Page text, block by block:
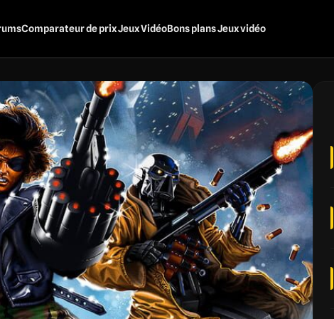
Comparateur de prix Jeux VidéoBons plans Jeux vidéo